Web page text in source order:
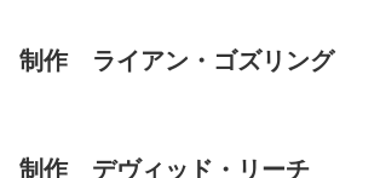
制作 ライアン・ゴズリング
制作 デヴィッド・リーチ